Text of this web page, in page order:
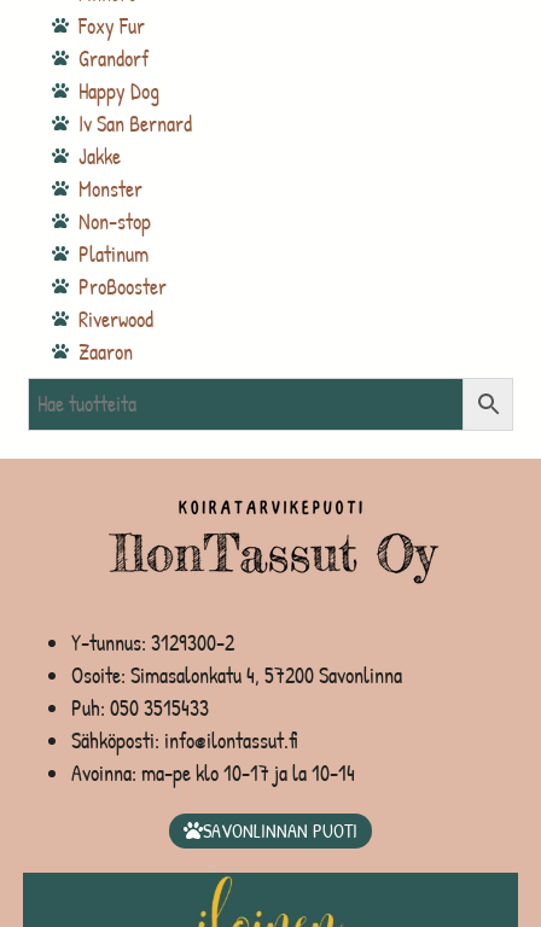
Foxy Fur
Grandorf
Happy Dog
Iv San Bernard
Jakke
Monster
Non-stop
Platinum
ProBooster
Riverwood
Zaaron
Y-tunnus: 3129300-2
Osoite: Simasalonkatu 4, 57200 Savonlinna
Puh: 050 3515433
Sähköposti: info@ilontassut.fi
Avoinna: ma-pe klo 10-17 ja la 10-14
SAVONLINNAN PUOTI